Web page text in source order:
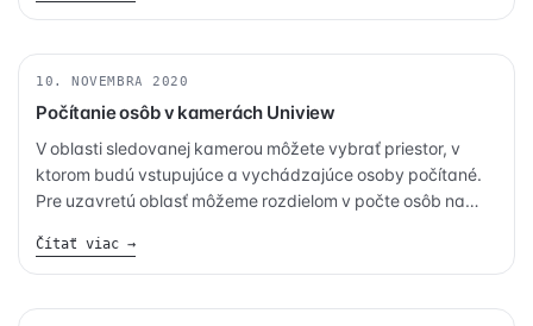
BEZPEČNOSŤ
10. NOVEMBRA 2020
Počítanie osôb v kamerách Uniview
V oblasti sledovanej kamerou môžete vybrať priestor, v
ktorom budú vstupujúce a vychádzajúce osoby počítané.
Pre uzavretú oblasť môžeme rozdielom v počte osôb na
nachádza. Táto funkcia je tak vhodná pre vnútorné
priestory obchodných reťazcov, výstavy, múzeá či hotely.
Čítať viac →